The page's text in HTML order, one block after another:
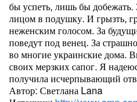
бы успеть, лишь бы добежать.
лицом в подушку. И грызть,
неженским голосом. За
поведут под венец. За
во многие украинские дома.
своих мерзких сапог. Я
получила исчерпывающий
Автор: Светлана Lana